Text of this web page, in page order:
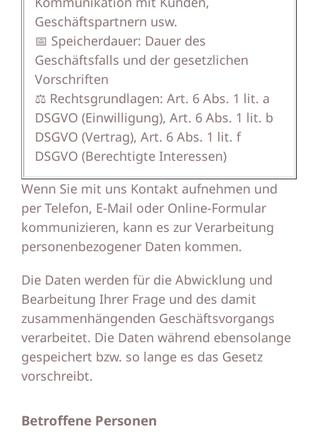
Geschäftspartnern usw.
📅 Speicherdauer: Dauer des
Geschäftsfalls und der gesetzlichen
Vorschriften
⚖️ Rechtsgrundlagen: Art. 6 Abs. 1 lit. a
DSGVO (Einwilligung), Art. 6 Abs. 1 lit. b
DSGVO (Vertrag), Art. 6 Abs. 1 lit. f
DSGVO (Berechtigte Interessen)
Wenn Sie mit uns Kontakt aufnehmen und
per Telefon, E-Mail oder Online-Formular
kommunizieren, kann es zur Verarbeitung
personenbezogener Daten kommen.
Die Daten werden für die Abwicklung und
Bearbeitung Ihrer Frage und des damit
zusammenhängenden Geschäftsvorgangs
verarbeitet. Die Daten während ebensolange
gespeichert bzw. so lange es das Gesetz
vorschreibt.
Betroffene Personen